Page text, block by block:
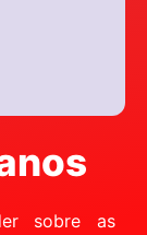
sobre as